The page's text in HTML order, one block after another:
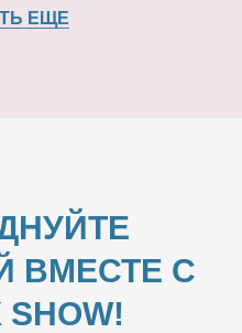
ЕЩЕ
ВМЕСТЕ С
SHOW!